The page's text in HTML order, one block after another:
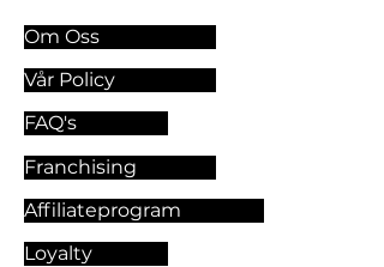
Om Oss
Vår Policy
FAQ's
Franchising
Affiliateprogram
Loyalty